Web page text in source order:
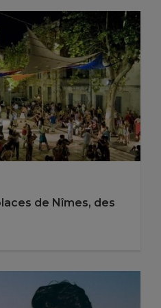
de Nîmes, des